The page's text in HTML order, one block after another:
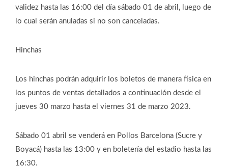
validez hasta las 16:00 del día sábado 01 de abril, luego de
lo cual serán anuladas si no son canceladas.
Hinchas
Los hinchas podrán adquirir los boletos de manera física en
los puntos de ventas detallados a continuación desde el
jueves 30 marzo hasta el viernes 31 de marzo 2023.
Sábado 01 abril se venderá en Pollos Barcelona (Sucre y
Boyacá) hasta las 13:00 y en boletería del estadio hasta las
16:30.